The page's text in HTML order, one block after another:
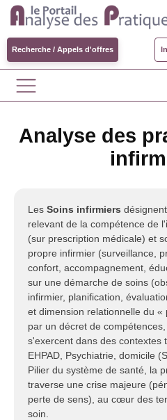
Recherche / Appels d'offres
Analyse des
Les Soins infirmiers
relevant de la compétence de
(sur prescription médicale) et
propre infirmier (surveillance,
confort, accompagnement,
sur une démarche de soins
infirmier, planification,
et dimension relationnelle du
par un décret de
s'exercent dans des contextes
EHPAD, Psychiatrie, domicile
Pilier du système de santé, la
traverse une crise majeure
perte de sens), au cœur des
soin.